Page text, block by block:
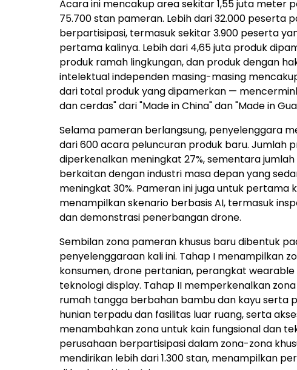
Acara ini mencakup area sekitar 1,55 juta meter
75.700 stan pameran. Lebih dari 32.000 peserta
berpartisipasi, termasuk sekitar 3.900 peserta
pertama kalinya. Lebih dari 4,65 juta produk
produk ramah lingkungan, dan produk dengan
intelektual independen masing-masing mencakup
dari total produk yang dipamerkan —
dan cerdas" dari "Made in China" dan "Made in
Selama pameran berlangsung, penyelenggara
dari 600 acara peluncuran produk baru. Jumlah
diperkenalkan meningkat 27%, sementara
berkaitan dengan industri masa depan yang
meningkat 30%. Pameran ini juga untuk pertama
menampilkan skenario berbasis AI, termasuk
dan demonstrasi penerbangan drone.
Sembilan zona pameran khusus baru dibentuk
penyelenggaraan kali ini. Tahap I menampilkan
konsumen, drone pertanian, perangkat
teknologi display. Tahap II memperkenalkan
rumah tangga berbahan bambu dan kayu serta
hunian terpadu dan fasilitas luar ruang, serta
menambahkan zona untuk kain fungsional dan
perusahaan berpartisipasi dalam zona-zona
mendirikan lebih dari 1.300 stan, menampilkan